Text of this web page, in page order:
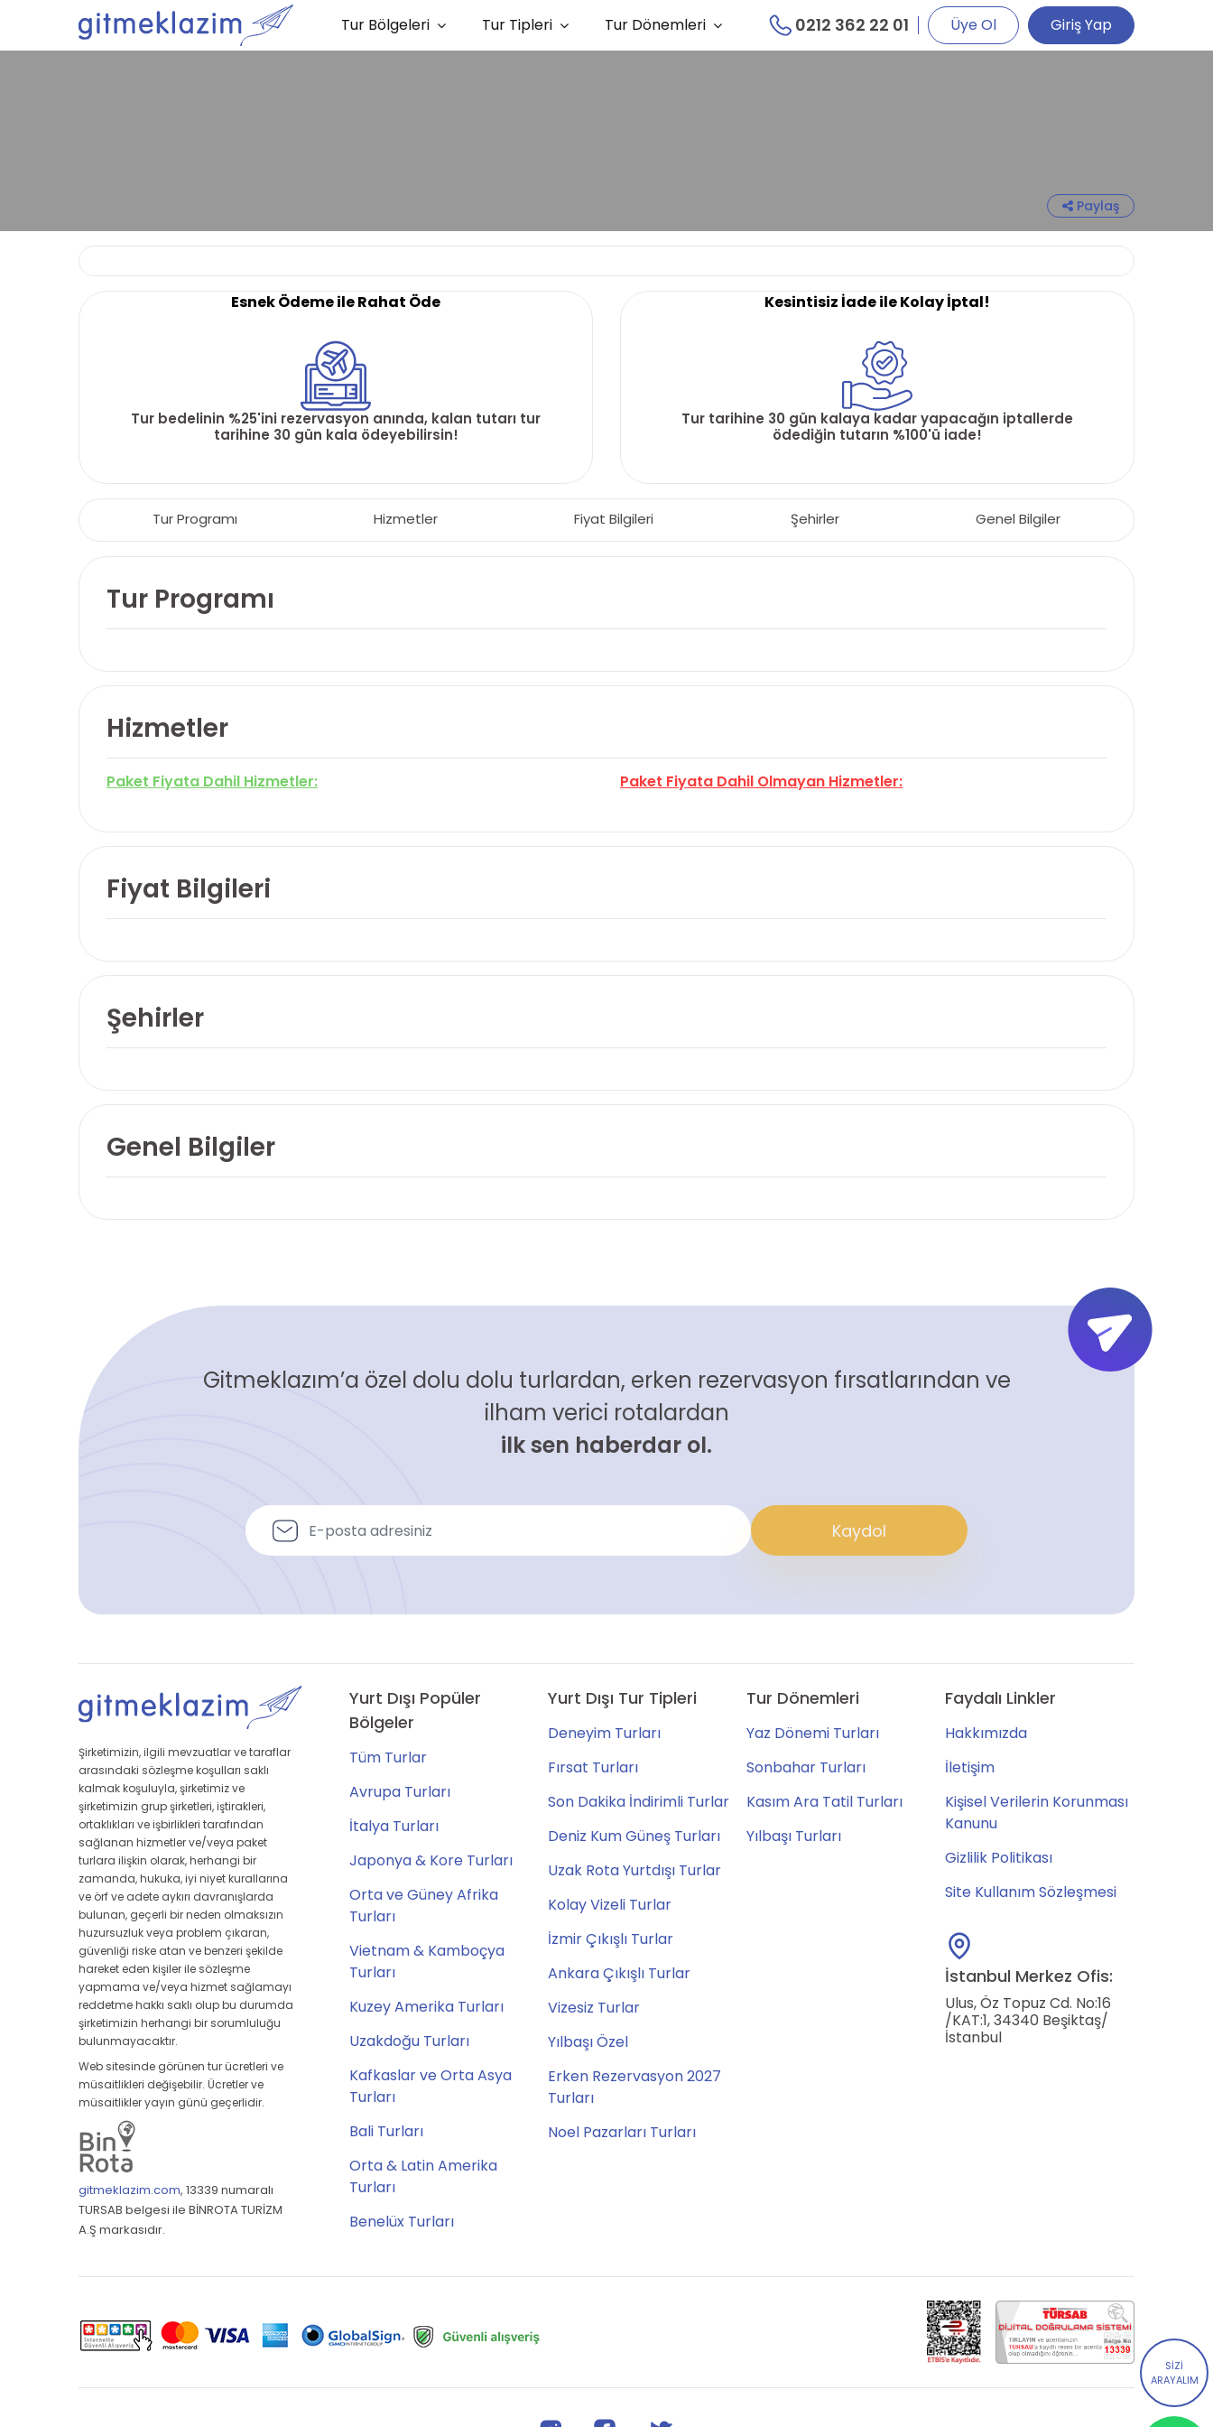
Tur Bölgeleri Tur Tipleri Tur Dönemleri 0212 362 22 01 Üye Ol Giriş Yap
Paylaş
Esnek Ödeme ile Rahat Öde
Tur bedelinin %25'ini rezervasyon anında, kalan tutarı tur
tarihine 30 gün kala ödeyebilirsin!
Kesintisiz İade ile Kolay İptal!
Tur tarihine 30 gün kalaya kadar yapacağın iptallerde
ödediğin tutarın %100'ü iade!
Tur Programı Hizmetler Fiyat Bilgileri Şehirler Genel Bilgiler
Tur Programı
Hizmetler
Paket Fiyata Dahil Hizmetler: Paket Fiyata Dahil Olmayan Hizmetler:
Fiyat Bilgileri
Şehirler
Genel Bilgiler
Gitmeklazım’a özel dolu dolu turlardan, erken rezervasyon fırsatlarından ve
ilham verici rotalardan
ilk sen haberdar ol.
Kaydol
Şirketimizin, ilgili mevzuatlar ve taraflar
arasındaki sözleşme koşulları saklı
kalmak koşuluyla, şirketimiz ve
şirketimizin grup şirketleri, iştirakleri,
ortaklıkları ve işbirlikleri tarafından
sağlanan hizmetler ve/veya paket
turlara ilişkin olarak, herhangi bir
zamanda, hukuka, iyi niyet kurallarına
ve örf ve adete aykırı davranışlarda
bulunan, geçerli bir neden olmaksızın
huzursuzluk veya problem çıkaran,
güvenliği riske atan ve benzeri şekilde
hareket eden kişiler ile sözleşme
yapmama ve/veya hizmet sağlamayı
reddetme hakkı saklı olup bu durumda
şirketimizin herhangi bir sorumluluğu
bulunmayacaktır.
Web sitesinde görünen tur ücretleri ve
müsaitlikleri değişebilir. Ücretler ve
müsaitlikler yayın günü geçerlidir.
gitmeklazim.com, 13339 numaralı
TURSAB belgesi ile BİNROTA TURİZM
A.Ş markasıdır.
Yurt Dışı Popüler
Bölgeler
Tüm Turlar
Avrupa Turları
İtalya Turları
Japonya & Kore Turları
Orta ve Güney Afrika
Turları
Vietnam & Kamboçya
Turları
Kuzey Amerika Turları
Uzakdoğu Turları
Kafkaslar ve Orta Asya
Turları
Bali Turları
Orta & Latin Amerika
Turları
Benelüx Turları
Yurt Dışı Tur Tipleri
Deneyim Turları
Fırsat Turları
Son Dakika İndirimli Turlar
Deniz Kum Güneş Turları
Uzak Rota Yurtdışı Turlar
Kolay Vizeli Turlar
İzmir Çıkışlı Turlar
Ankara Çıkışlı Turlar
Vizesiz Turlar
Yılbaşı Özel
Erken Rezervasyon 2027
Turları
Noel Pazarları Turları
Tur Dönemleri
Yaz Dönemi Turları
Sonbahar Turları
Kasım Ara Tatil Turları
Yılbaşı Turları
Faydalı Linkler
Hakkımızda
İletişim
Kişisel Verilerin Korunması
Kanunu
Gizlilik Politikası
Site Kullanım Sözleşmesi
İstanbul Merkez Ofis:
Ulus, Öz Topuz Cd. No:16
/KAT:1, 34340 Beşiktaş/
İstanbul
SİZİ
ARAYALIM